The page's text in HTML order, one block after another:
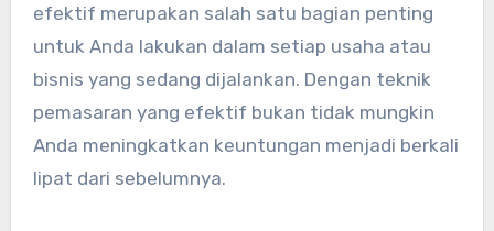
efektif merupakan salah satu bagian penting
untuk Anda lakukan dalam setiap usaha atau
bisnis yang sedang dijalankan. Dengan teknik
pemasaran yang efektif bukan tidak mungkin
Anda meningkatkan keuntungan menjadi berkali
lipat dari sebelumnya.